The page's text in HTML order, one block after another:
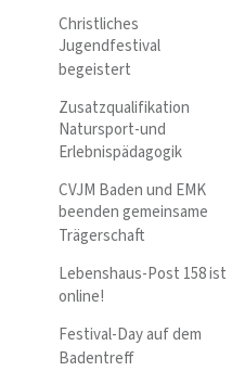
Christliches
Jugendfestival
begeistert
Zusatzqualifikation
Natursport-und
Erlebnispädagogik
CVJM Baden und EMK
beenden gemeinsame
Trägerschaft
Lebenshaus-Post 158 ist
online!
Festival-Day auf dem
Badentreff